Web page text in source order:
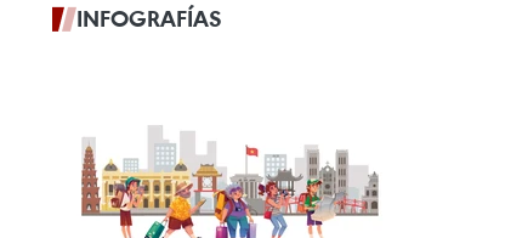
INFOGRAFÍAS